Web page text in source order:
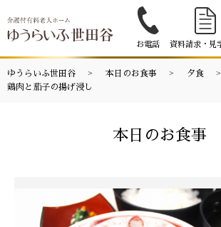
お電話 資料請求・見
ゆうらいふ世田谷 本日のお食事
夕食
鶏肉と茄子の揚げ浸し
本日のお食事